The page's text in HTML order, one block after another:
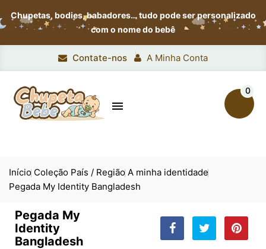
Chupetas, bodies, babadores…tudo pode ser personalizado
com o nome do bebê
Contate-nos A Minha Conta

0
Início Coleção País / Região A minha identidade
Pegada My Identity Bangladesh
Pegada My
Identity
Bangladesh